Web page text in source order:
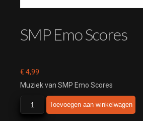
SMP Emo Scores
€ 4,99
Muziek van SMP Emo Scores
Emo
Toevoegen aan winkelwagen